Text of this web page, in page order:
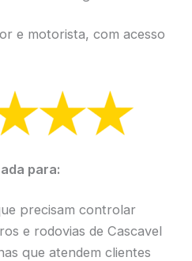
e motorista, com acesso
para:
precisam controlar
e rodovias de Cascavel
que atendem clientes